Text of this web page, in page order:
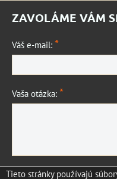
ZAVOLÁME VÁM
Váš e-mail: *
Vaša otázka: *
Tieto stránky používajú